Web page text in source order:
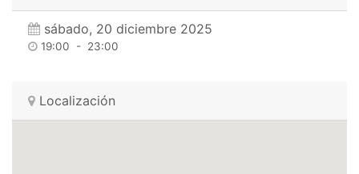
sábado, 20 diciembre 2025
19:00 - 23:00
Localización